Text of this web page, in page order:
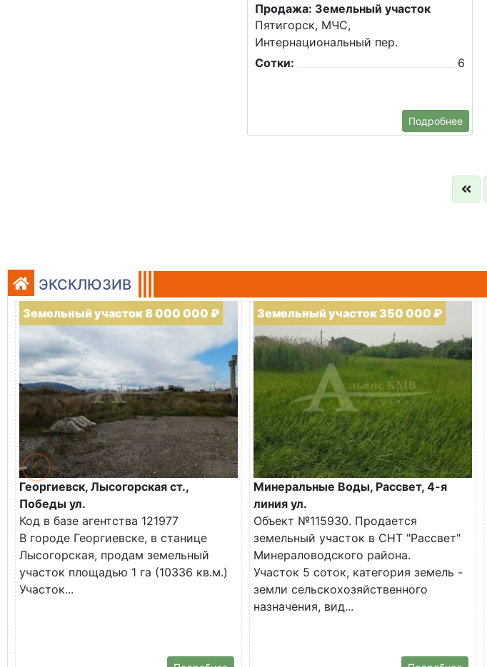
Продажа: Земельный участок
Пятигорск, МЧС,
Интернациональный пер.
Сотки:
6
Подробнее
ЭКСКЛЮЗИВ
Земельный участок 8 000 000 ₽
Георгиевск, Лысогорская ст.,
Победы ул.
Код в базе агентства 121977
В городе Георгиевске, в станице
Лысогорская, продам земельный
участок площадью 1 га (10336 кв.м.)
Участок...
Земельный участок 350 000 ₽
Минеральные Воды, Рассвет, 4-я
линия ул.
Объект №115930. Продается
земельный участок в СНТ "Рассвет"
Минераловодского района.
Участок 5 соток, категория земель -
земли сельскохозяйственного
назначения, вид...